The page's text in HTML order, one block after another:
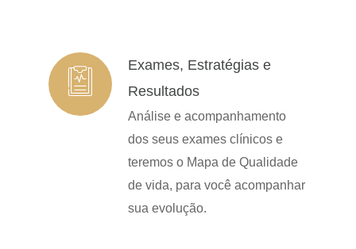
Exames, Estratégias e
Resultados
Análise e acompanhamento
dos seus exames clínicos e
teremos o Mapa de Qualidade
de vida, para você acompanhar
sua evolução.